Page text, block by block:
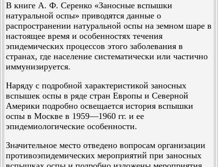
В книге А. Ф. Серенко «Заносные вспышки
натуральной оспы» приводятся данные о
распространении натуральной оспы на земном шаре в
настоящее время и особенностях течения
эпидемических процессов этого заболевания в
странах, где население систематически или частично
иммунизируется.
Наряду с подробной характеристикой заносных
вспышек оспы в ряде стран Европы и Северной
Америки подробно освещается история вспышки
оспы в Москве в 1959—1960 гг. и ее
эпидемиологические особенности.
Значительное место отведено вопросам организации
противоэпидемических мероприятий при заносных